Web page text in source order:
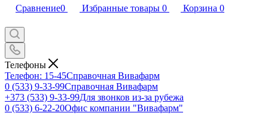
Сравнение0 Избранные товары 0 Корзина 0
Телефоны
Телефон: 15-45Справочная Вивафарм
0 (533) 9-33-99Справочная Вивафарм
+373 (533) 9-33-99Для звонков из-за рубежа
0 (533) 6-22-20Офис компании "Вивафарм"